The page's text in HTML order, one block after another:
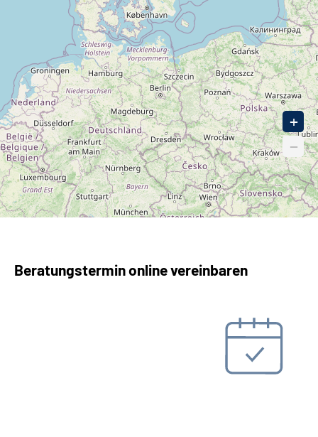
+
−
Beratungstermin online vereinbaren